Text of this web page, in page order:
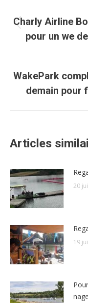
article
Charly Airline
pour un we
WakePark
demain pour
Articles
20
19